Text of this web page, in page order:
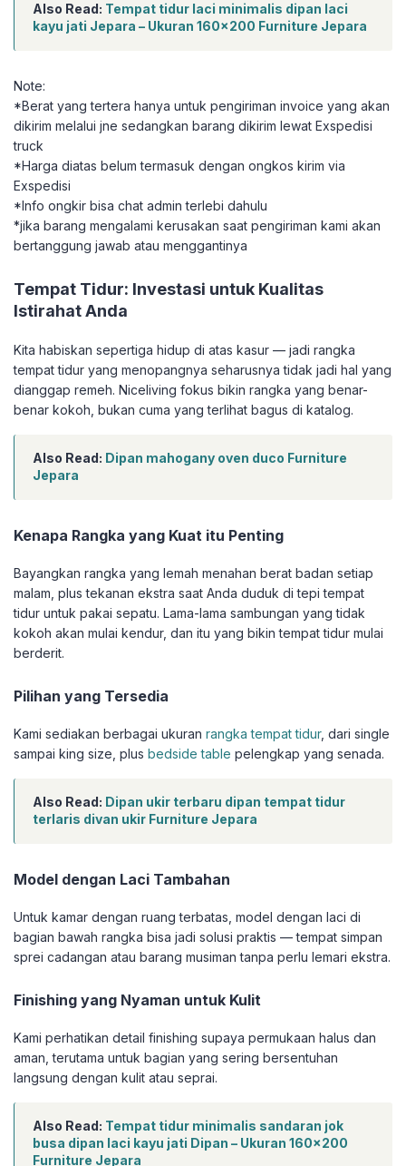
Also Read: Tempat tidur laci minimalis dipan laci
kayu jati Jepara – Ukuran 160×200 Furniture Jepara
Note:
*Berat yang tertera hanya untuk pengiriman invoice yang akan
dikirim melalui jne sedangkan barang dikirim lewat Exspedisi
truck
*Harga diatas belum termasuk dengan ongkos kirim via
Exspedisi
*Info ongkir bisa chat admin terlebi dahulu
*jika barang mengalami kerusakan saat pengiriman kami akan
bertanggung jawab atau menggantinya
Tempat Tidur: Investasi untuk Kualitas
Istirahat Anda
Kita habiskan sepertiga hidup di atas kasur — jadi rangka
tempat tidur yang menopangnya seharusnya tidak jadi hal yang
dianggap remeh. Niceliving fokus bikin rangka yang benar-
benar kokoh, bukan cuma yang terlihat bagus di katalog.
Also Read: Dipan mahogany oven duco Furniture
Jepara
Kenapa Rangka yang Kuat itu Penting
Bayangkan rangka yang lemah menahan berat badan setiap
malam, plus tekanan ekstra saat Anda duduk di tepi tempat
tidur untuk pakai sepatu. Lama-lama sambungan yang tidak
kokoh akan mulai kendur, dan itu yang bikin tempat tidur mulai
berderit.
Pilihan yang Tersedia
Kami sediakan berbagai ukuran rangka tempat tidur, dari single
sampai king size, plus bedside table pelengkap yang senada.
Also Read: Dipan ukir terbaru dipan tempat tidur
terlaris divan ukir Furniture Jepara
Model dengan Laci Tambahan
Untuk kamar dengan ruang terbatas, model dengan laci di
bagian bawah rangka bisa jadi solusi praktis — tempat simpan
sprei cadangan atau barang musiman tanpa perlu lemari ekstra.
Finishing yang Nyaman untuk Kulit
Kami perhatikan detail finishing supaya permukaan halus dan
aman, terutama untuk bagian yang sering bersentuhan
langsung dengan kulit atau seprai.
Also Read: Tempat tidur minimalis sandaran jok
busa dipan laci kayu jati Dipan – Ukuran 160×200
Furniture Jepara